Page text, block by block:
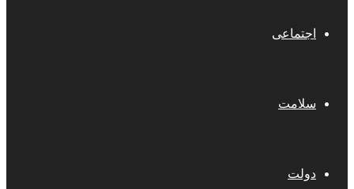
اجتماعی
سلامت
دولت